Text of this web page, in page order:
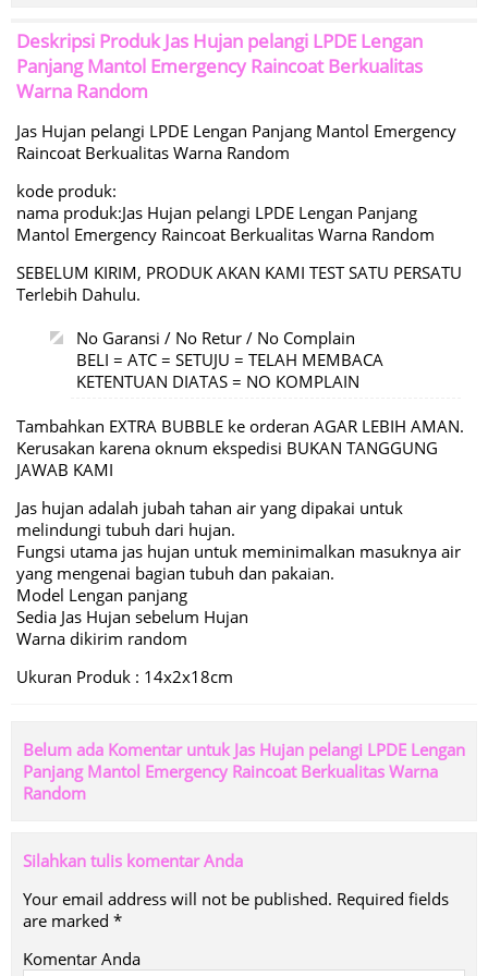
Deskripsi ProdukJas Hujan pelangi LPDE Lengan
Panjang Mantol Emergency Raincoat Berkualitas
Warna Random
Jas Hujan pelangi LPDE Lengan Panjang Mantol Emergency
Raincoat Berkualitas Warna Random
kode produk:
nama produk:Jas Hujan pelangi LPDE Lengan Panjang
Mantol Emergency Raincoat Berkualitas Warna Random
SEBELUM KIRIM, PRODUK AKAN KAMI TEST SATU PERSATU
Terlebih Dahulu.
No Garansi / No Retur / No Complain
BELI = ATC = SETUJU = TELAH MEMBACA
KETENTUAN DIATAS = NO KOMPLAIN
Tambahkan EXTRA BUBBLE ke orderan AGAR LEBIH AMAN.
Kerusakan karena oknum ekspedisi BUKAN TANGGUNG
JAWAB KAMI
Jas hujan adalah jubah tahan air yang dipakai untuk
melindungi tubuh dari hujan.
Fungsi utama jas hujan untuk meminimalkan masuknya air
yang mengenai bagian tubuh dan pakaian.
Model Lengan panjang
Sedia Jas Hujan sebelum Hujan
Warna dikirim random
Ukuran Produk : 14x2x18cm
Belum ada Komentar untuk Jas Hujan pelangi LPDE Lengan
Panjang Mantol Emergency Raincoat Berkualitas Warna
Random
Silahkan tulis komentar Anda
Your email address will not be published. Required fields
are marked *
Komentar Anda